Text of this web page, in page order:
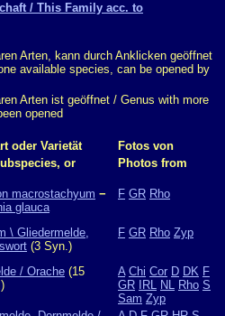
/ This Family acc. to
Arten, kann durch Anklicken geöffnet
available species, can be opened by
Arten ist geöffnet / Genus with more
opened
oder Varietät
Fotos von
or
Photos from
macrostachyum −
glauca
F GR Rho
\ Gliedermelde,
(3 Syn.)
F GR Rho Zyp
/ Orache (15
A Chi Cor D DK F
GR
IRL NL Rho S
Sam Zyp